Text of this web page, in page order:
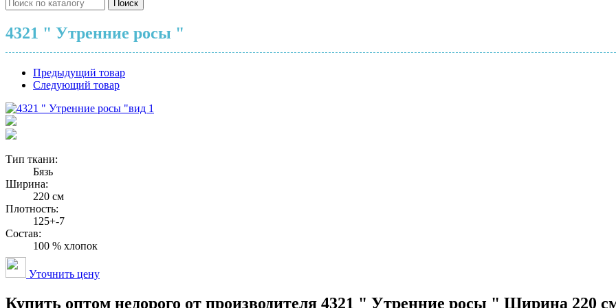
Поиск
4321 " Утренние росы "
Предыдущий товар
Следующий товар
вид 1
Тип ткани:
Бязь
Ширина:
220 см
Плотность:
125+-7
Состав:
100 % хлопок
Уточнить цену
Купить оптом недорого от производителя 4321 " Утренние росы " Ширина 220